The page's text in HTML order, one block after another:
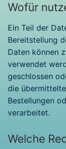
Wofür
Ein Teil der
Bereitstellung
Daten können
verwendet
geschlossen
die
Bestellungen
verarbeitet.
Welche